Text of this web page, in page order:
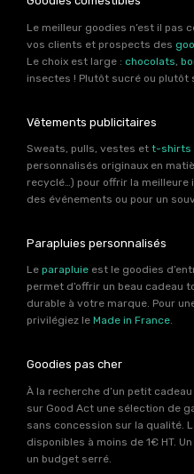
Le meilleur goodies n’est il pas
vos clients et prospects des
Le choix est large : chocolats
insectes ! Plutôt sucré ou plutôt
Vêtements publicitaires
Sweats, pulls, vestes et t-shirts
personnalisés originaux en
recyclé…) pour offrir la
des événements ou pour un
Parapluies personnalisés
Le parapluie est le goodies
permet d’offrir un beau cadeau
durable à votre marque. Pour
privilégiez le Made in France.
Goodies pas cher
À la recherche d’un petit
sur Good Act une sélection de
sans concession sur la qualité.
disponibles à moins de 1€ HT.
un budget serré.